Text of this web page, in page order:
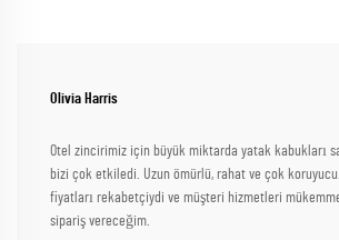
Olivia Harris
Otel zincirimiz için büyük miktarda yatak kabukları
bizi çok etkiledi. Uzun ömürlü, rahat ve çok
fiyatları rekabetçiydi ve müşteri hizmetleri
sipariş vereceğim.